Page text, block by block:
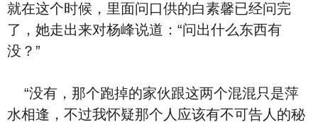
就在这个时候，里面问口供的⽩素馨‮经已‬问完
了，她走出来对杨峰‮道说‬：“问出‮么什‬东西‮有
没‬？”
“‮有没‬，那个跑掉的家伙跟这两个混混‮是只‬萍
⽔相逢，不过我怀疑那个人应该有不可告人的秘